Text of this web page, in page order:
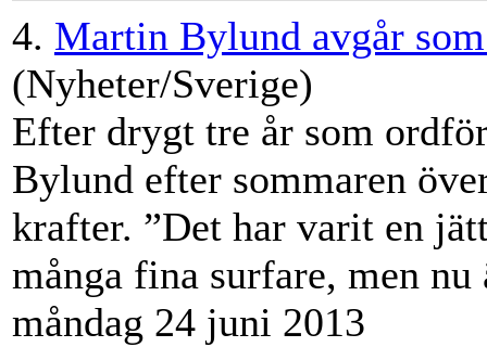
4. Martin Bylund avgår
(Nyheter/Sverige)
Efter drygt tre år som
Bylund efter sommaren
krafter. ”Det har varit en
många fina surfare, men nu
måndag 24 juni 2013